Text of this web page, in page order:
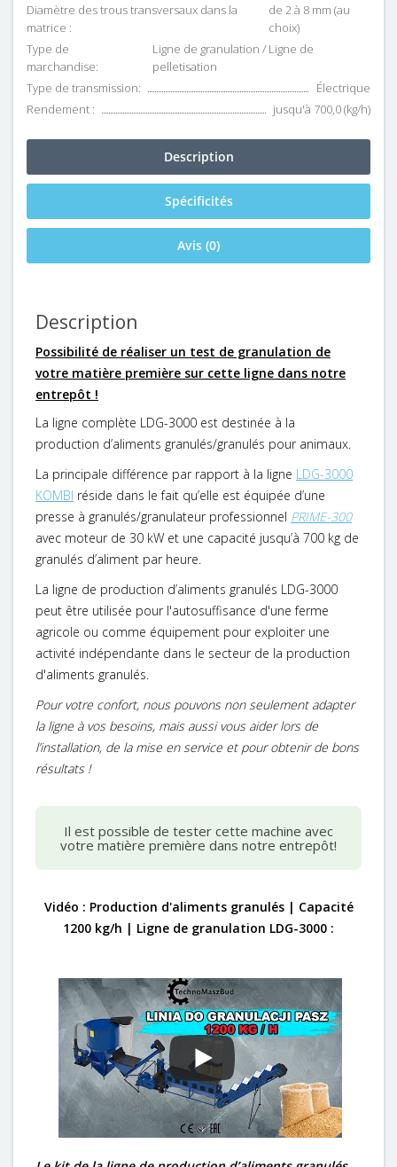
Diamètre des trous transversaux dans la
matrice :
de 2 à 8 mm (au
choix)
Type de
marchandise:
Ligne de granulation / Ligne de
pelletisation
Type de transmission:
Électrique
Rendement :
jusqu'à 700,0 (kg/h)
Description
Spécificités
Avis (0)
Description
Possibilité de réaliser un test de granulation de
votre matière première sur cette ligne dans notre
entrepôt !
La ligne complète LDG-3000 est destinée à la
production d’aliments granulés/granulés pour animaux.
La principale différence par rapport à la ligne LDG-3000
KOMBI réside dans le fait qu’elle est équipée d’une
presse à granulés/granulateur professionnel PRIME-300
avec moteur de 30 kW et une capacité jusqu’à 700 kg de
granulés d’aliment par heure.
La ligne de production d’aliments granulés LDG-3000
peut être utilisée pour l'autosuffisance d'une ferme
agricole ou comme équipement pour exploiter une
activité indépendante dans le secteur de la production
d'aliments granulés.
Pour votre confort, nous pouvons non seulement adapter
la ligne à vos besoins, mais aussi vous aider lors de
l’installation, de la mise en service et pour obtenir de bons
résultats !
Il est possible de tester cette machine avec
votre matière première dans notre entrepôt!
Vidéo : Production d'aliments granulés | Capacité
1200 kg/h | Ligne de granulation LDG-3000 :